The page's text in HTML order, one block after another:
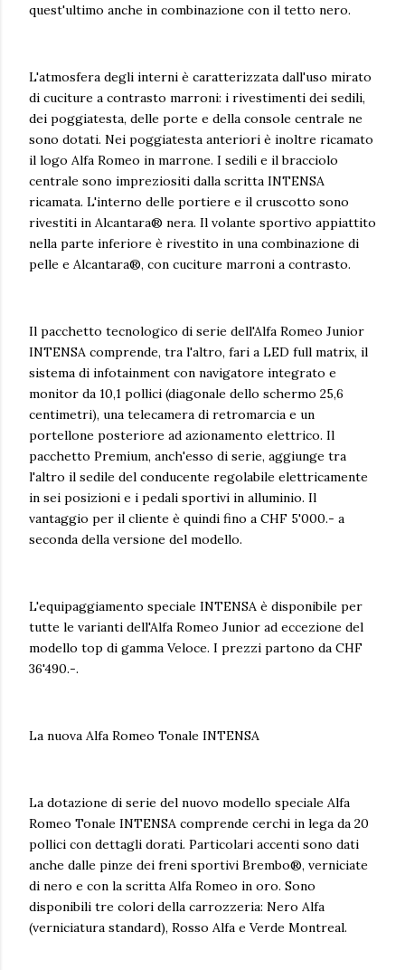
quest'ultimo anche in combinazione con il tetto nero.
L'atmosfera degli interni è caratterizzata dall'uso mirato
di cuciture a contrasto marroni: i rivestimenti dei sedili,
dei poggiatesta, delle porte e della console centrale ne
sono dotati. Nei poggiatesta anteriori è inoltre ricamato
il logo Alfa Romeo in marrone. I sedili e il bracciolo
centrale sono impreziositi dalla scritta INTENSA
ricamata. L'interno delle portiere e il cruscotto sono
rivestiti in Alcantara® nera. Il volante sportivo appiattito
nella parte inferiore è rivestito in una combinazione di
pelle e Alcantara®, con cuciture marroni a contrasto.
Il pacchetto tecnologico di serie dell'Alfa Romeo Junior
INTENSA comprende, tra l'altro, fari a LED full matrix, il
sistema di infotainment con navigatore integrato e
monitor da 10,1 pollici (diagonale dello schermo 25,6
centimetri), una telecamera di retromarcia e un
portellone posteriore ad azionamento elettrico. Il
pacchetto Premium, anch'esso di serie, aggiunge tra
l'altro il sedile del conducente regolabile elettricamente
in sei posizioni e i pedali sportivi in alluminio. Il
vantaggio per il cliente è quindi fino a CHF 5'000.- a
seconda della versione del modello.
L'equipaggiamento speciale INTENSA è disponibile per
tutte le varianti dell'Alfa Romeo Junior ad eccezione del
modello top di gamma Veloce. I prezzi partono da CHF
36'490.-.
La nuova Alfa Romeo Tonale INTENSA
La dotazione di serie del nuovo modello speciale Alfa
Romeo Tonale INTENSA comprende cerchi in lega da 20
pollici con dettagli dorati. Particolari accenti sono dati
anche dalle pinze dei freni sportivi Brembo®, verniciate
di nero e con la scritta Alfa Romeo in oro. Sono
disponibili tre colori della carrozzeria: Nero Alfa
(verniciatura standard), Rosso Alfa e Verde Montreal.